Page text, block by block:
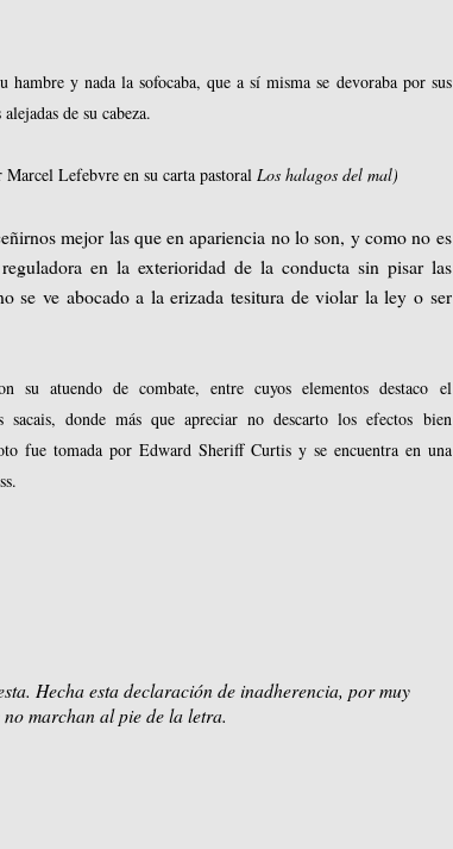
y nada la sofocaba, que a sí misma se devoraba por sus
de su cabeza.
Marcel Lefebvre en su carta pastoralLos halagos del mal)
mejor las que en apariencia no lo son, y como no es
en la exterioridad de la conducta sin pisar las
se ve abocado a la erizada tesitura de violar la ley o ser
su atuendo de combate, entre cuyos elementos destaco el
sacais, donde más que apreciar no descarto los efectos bien
fue tomada por Edward Sheriff Curtis y se encuentra en una
Hecha esta declaración de inadherencia, por muy
marchan al pie de la letra.